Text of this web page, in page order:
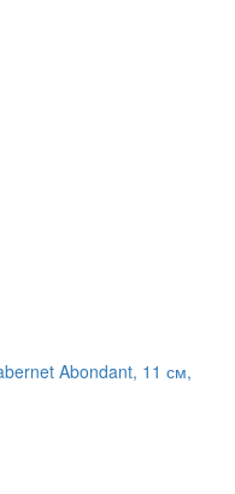
Abondant, 11 см,